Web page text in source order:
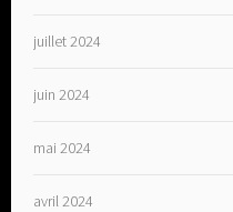
juillet 2024
juin 2024
mai 2024
avril 2024